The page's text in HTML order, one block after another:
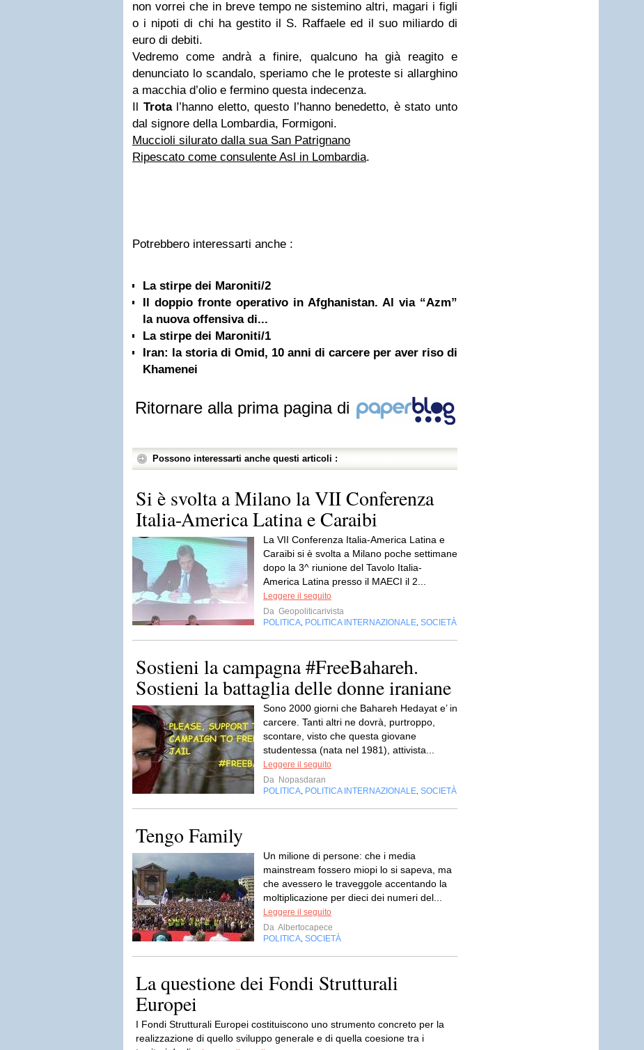
non vorrei che in breve tempo ne sistemino altri, magari i figli
o i nipoti di chi ha gestito il S. Raffaele ed il suo miliardo di
euro di debiti.
Vedremo come andrà a finire, qualcuno ha già reagito e
denunciato lo scandalo, speriamo che le proteste si allarghino
a macchia d’olio e fermino questa indecenza.
Il Trotal’hanno eletto, questo l’hanno benedetto, è stato unto
dal signore della Lombardia, Formigoni.
Muccioli silurato dalla sua San Patrignano
Ripescato come consulente Asl in Lombardia.
Potrebbero interessarti anche :
La stirpe dei Maroniti/2
Il doppio fronte operativo in Afghanistan. Al via “Azm”
la nuova offensiva di...
La stirpe dei Maroniti/1
Iran: la storia di Omid, 10 anni di carcere per aver riso di
Khamenei
Ritornare alla prima pagina di
Possono interessarti anche questi articoli :
Si è svolta a Milano la VII Conferenza
Italia-America Latina e Caraibi
La VII Conferenza Italia-America Latina e
Caraibi si è svolta a Milano poche settimane
dopo la 3^ riunione del Tavolo Italia-
America Latina presso il MAECI il 2...
Leggere il seguito
Da Geopoliticarivista
POLITICA POLITICA INTERNAZIONALE SOCIETÀ
Sostieni la campagna #FreeBahareh.
Sostieni la battaglia delle donne iraniane
Sono 2000 giorni che Bahareh Hedayat e’ in
carcere. Tanti altri ne dovrà, purtroppo,
scontare, visto che questa giovane
studentessa (nata nel 1981), attivista...
Leggere il seguito
Da Nopasdaran
POLITICA POLITICA INTERNAZIONALE SOCIETÀ
Tengo Family
Un milione di persone: che i media
mainstream fossero miopi lo si sapeva, ma
che avessero le traveggole accentando la
moltiplicazione per dieci dei numeri del...
Leggere il seguito
Da Albertocapece
POLITICA SOCIETÀ
La questione dei Fondi Strutturali
Europei
I Fondi Strutturali Europei costituiscono uno strumento concreto per la
realizzazione di quello sviluppo generale e di quella coesione tra i